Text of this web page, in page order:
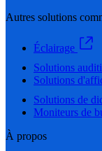
Autres solutions
Éclairage
Solutions
Solutions
Solutions de
Moniteurs de
À propos